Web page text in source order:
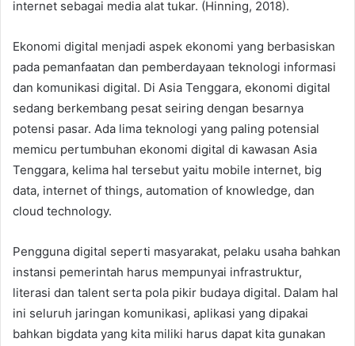
internet sebagai media alat tukar. (Hinning, 2018).
Ekonomi digital menjadi aspek ekonomi yang berbasiskan
pada pemanfaatan dan pemberdayaan teknologi informasi
dan komunikasi digital. Di Asia Tenggara, ekonomi digital
sedang berkembang pesat seiring dengan besarnya
potensi pasar. Ada lima teknologi yang paling potensial
memicu pertumbuhan ekonomi digital di kawasan Asia
Tenggara, kelima hal tersebut yaitu mobile internet, big
data, internet of things, automation of knowledge, dan
cloud technology.
Pengguna digital seperti masyarakat, pelaku usaha bahkan
instansi pemerintah harus mempunyai infrastruktur,
literasi dan talent serta pola pikir budaya digital. Dalam hal
ini seluruh jaringan komunikasi, aplikasi yang dipakai
bahkan bigdata yang kita miliki harus dapat kita gunakan